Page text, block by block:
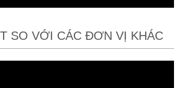
SO VỚI CÁC ĐƠN VỊ KHÁC